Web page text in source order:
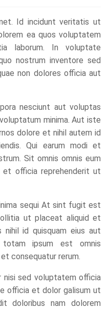
Id incidunt veritatis ut
ea quos voluptatem
laborum. In voluptate
nostrum inventore sed
non dolores officia aut
nesciunt aut voluptas
minima. Aut iste
dolore et nihil autem id
Qui earum modi et
Sit omnis omnis eum
et officia reprehenderit ut
sequi At sint fugit est
ut placeat aliquid et
id quisquam eius aut
ipsum est omnis
consequatur rerum.
nisi sed voluptatem officia
officia et dolor galisum ut
doloribus nam dolorem